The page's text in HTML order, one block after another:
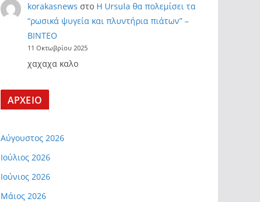
korakasnews στο Η Ursula θα πολεμίσει τα
“ρωσικά ψυγεία και πλυντήρια πιάτων” –
ΒΙΝΤΕΟ
11 Οκτωβρίου 2025
χαχαχα καλο
ΑΡΧΕΙΟ
Αύγουστος 2026
Ιούλιος 2026
Ιούνιος 2026
Μάιος 2026